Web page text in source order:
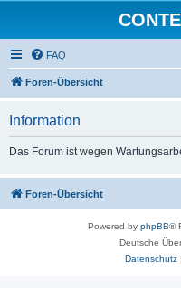
FAQ
Foren-Übersicht
Information
Das Forum ist wegen
Foren-Übersicht
Powered by phpBB®
Deutsche
Datenschutz|